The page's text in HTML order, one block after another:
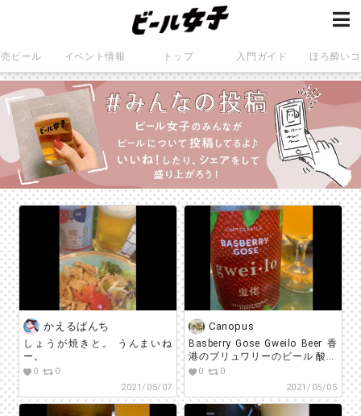
ビール イベント情報 トップ 入門ガイド ほろ酔い
かえるぱんち
しょうが焼きと。 うんまいね
ー。
0
0
2021/05/07
Canopus
Basberry Gose Gweilo Beer 香
港のブリュワリーのビール 酸味
で爽やかさがあって飲みやすい
が、肝心のモルトが強くない感
じ。
0
0
2021/05/05